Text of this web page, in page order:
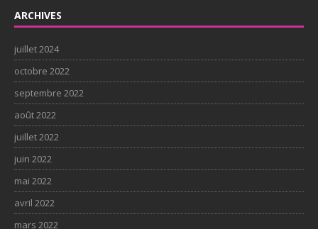
ARCHIVES
juillet 2024
octobre 2022
septembre 2022
août 2022
juillet 2022
juin 2022
mai 2022
avril 2022
mars 2022